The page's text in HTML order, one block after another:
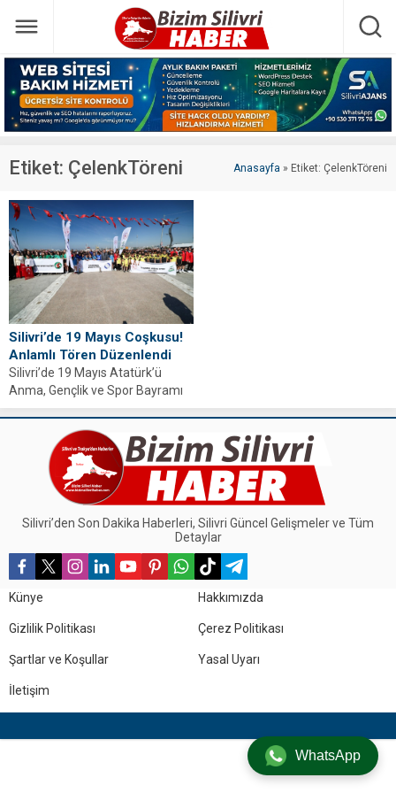
Etiket: ÇelenkTöreni Anasayfa » Etiket: ÇelenkTöreni
Silivri’de 19 Mayıs Coşkusu!
Anlamlı Tören Düzenlendi
Silivri’de 19 Mayıs Atatürk’ü
Anma, Gençlik ve Spor Bayramı
kapsamında çelenk sunma töreni
Silivri’den Son Dakika Haberleri, Silivri Güncel Gelişmeler ve Tüm
Detaylar
Künye Hakkımızda
Gizlilik Politikası Çerez Politikası
Şartlar ve Koşullar Yasal Uyarı
İletişim
WhatsApp